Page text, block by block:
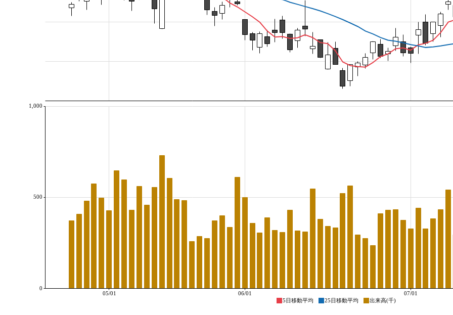
5日移動平均 25日移動平均 出来高(千)
07/01
06/01
05/01
0
500
1,000